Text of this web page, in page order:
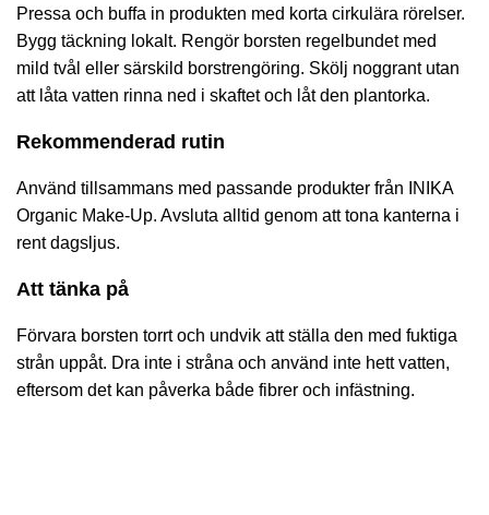
Pressa och buffa in produkten med korta cirkulära rörelser.
Bygg täckning lokalt. Rengör borsten regelbundet med
mild tvål eller särskild borstrengöring. Skölj noggrant utan
att låta vatten rinna ned i skaftet och låt den plantorka.
Rekommenderad rutin
Använd tillsammans med passande produkter från
INIKA
Organic Make-Up. Avsluta alltid genom att tona kanterna i
rent dagsljus.
Att tänka på
Förvara borsten torrt och undvik att ställa den med fuktiga
strån uppåt. Dra inte i stråna och använd inte hett vatten,
eftersom det kan påverka både fibrer och infästning.